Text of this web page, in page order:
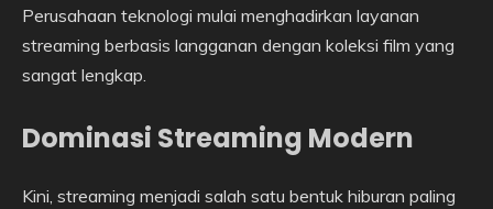
Perusahaan teknologi mulai menghadirkan layanan
streaming berbasis langganan dengan koleksi film yang
sangat lengkap.
Dominasi Streaming Modern
Kini, streaming menjadi salah satu bentuk hiburan paling